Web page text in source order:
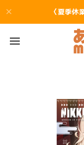
〈夏季休